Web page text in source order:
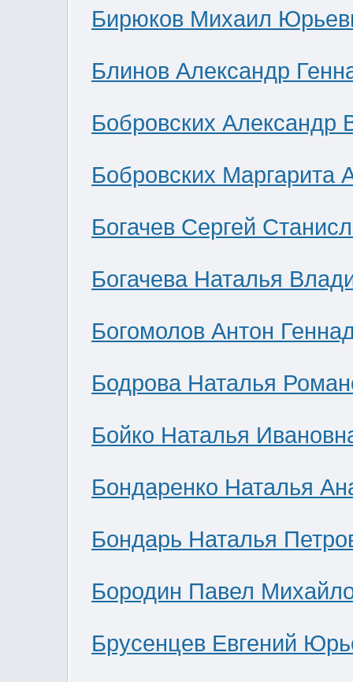
Бирюков Михаил
Блинов Александр
Бобровских Александр
Бобровских Маргарита
Богачев Сергей
Богачева Наталья
Богомолов Антон
Бодрова Наталья
Бойко Наталья
Бондаренко Наталья
Бондарь Наталья
Бородин Павел
Брусенцев Евгений